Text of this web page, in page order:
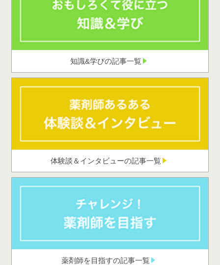
知識&学びの記事一覧
体験談＆インタビューの記事一覧
薬剤師を目指すの記事一覧